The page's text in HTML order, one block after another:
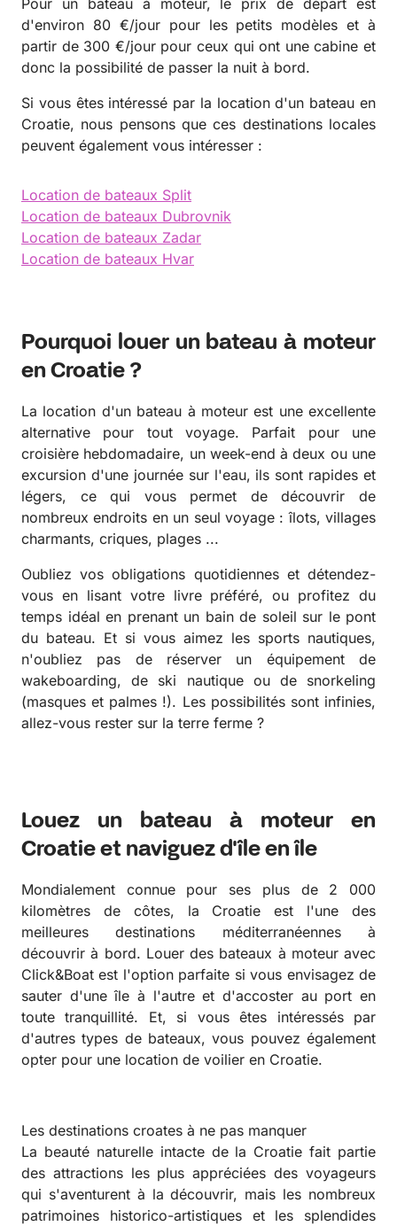
d'environ 80 €/jour pour les petits modèles et à
partir de 300 €/jour pour ceux qui ont une cabine et
donc la possibilité de passer la nuit à bord.
Si vous êtes intéressé par la location d'un bateau en
Croatie, nous pensons que ces destinations locales
peuvent également vous intéresser :
Location de bateaux Split
Location de bateaux Dubrovnik
Location de bateaux Zadar
Location de bateaux Hvar
Pourquoi louer un bateau à moteur
en Croatie ?
La location d'un bateau à moteur est une excellente
alternative pour tout voyage. Parfait pour une
croisière hebdomadaire, un week-end à deux ou une
excursion d'une journée sur l'eau, ils sont rapides et
légers, ce qui vous permet de découvrir de
nombreux endroits en un seul voyage : îlots, villages
charmants, criques, plages ...
Oubliez vos obligations quotidiennes et détendez-
vous en lisant votre livre préféré, ou profitez du
temps idéal en prenant un bain de soleil sur le pont
du bateau. Et si vous aimez les sports nautiques,
n'oubliez pas de réserver un équipement de
wakeboarding, de ski nautique ou de snorkeling
(masques et palmes !). Les possibilités sont infinies,
allez-vous rester sur la terre ferme ?
Louez un bateau à moteur en
Croatie et naviguez d'île en île
Mondialement connue pour ses plus de 2 000
kilomètres de côtes, la Croatie est l'une des
meilleures destinations méditerranéennes à
découvrir à bord. Louer des bateaux à moteur avec
Click&Boat est l'option parfaite si vous envisagez de
sauter d'une île à l'autre et d'accoster au port en
toute tranquillité. Et, si vous êtes intéressés par
d'autres types de bateaux, vous pouvez également
opter pour une location de voilier en Croatie.
Les destinations croates à ne pas manquer
La beauté naturelle intacte de la Croatie fait partie
des attractions les plus appréciées des voyageurs
qui s'aventurent à la découvrir, mais les nombreux
patrimoines historico-artistiques et les splendides